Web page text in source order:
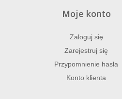
Moje konto
Zaloguj się
Zarejestruj się
Przypomnienie hasła
Konto klienta